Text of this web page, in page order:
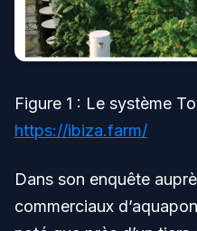
Figure 1 : Le système
https://ibiza.farm/
Dans son enquête
commerciaux